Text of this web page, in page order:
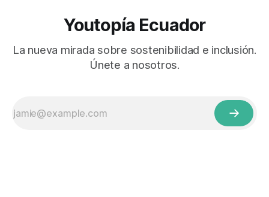
Youtopía Ecuador
La nueva mirada sobre sostenibilidad e inclusión.
Únete a nosotros.